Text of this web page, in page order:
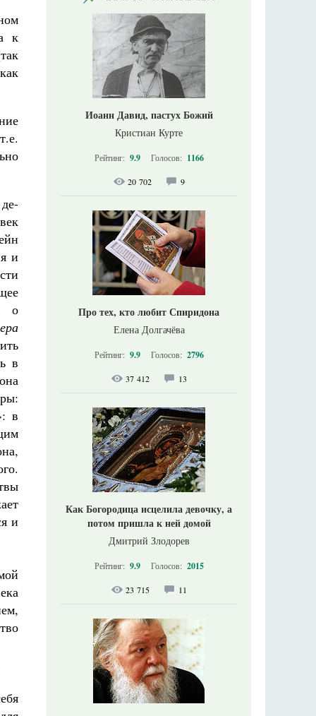
к
и
о
в
в
и
Иоанн Давид, пастух Божий
Кристиан Курте
Рейтинг: 9.9 Голосов: 1166
20 702 9
Про тех, кто любит Спиридона
Елена Долгачёва
Рейтинг: 9.9 Голосов: 2796
37 412 13
Как Богородица исцелила девочку, а
потом пришла к ней домой
Дмитрий Злодорев
Рейтинг: 9.9 Голосов: 2015
23 715 11